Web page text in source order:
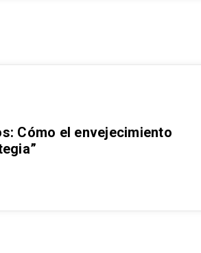
Cómo el envejecimiento